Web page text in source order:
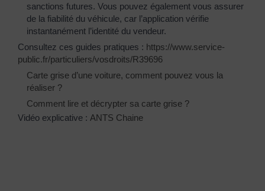
sanctions futures. Vous pouvez également vous assurer
de la fiabilité du véhicule, car l’application vérifie
instantanément l’identité du vendeur.
Consultez ces guides pratiques : https://www.service-
public.fr/particuliers/vosdroits/R39696
Carte grise d’une voiture, comment pouvez vous la
réaliser ?
Comment lire et décrypter sa carte grise ?
Vidéo explicative : ANTS Chaine